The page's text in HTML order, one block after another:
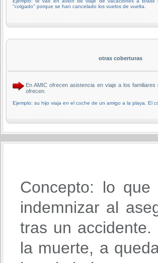
''colgado'' porque se han cancelado los vuelos de vuelta.
otras coberturas
En AMIC ofrecen asistencia en viaje a los
ofrecen.
Ejemplo: su hijo viaja en el coche de un amigo a la playa. El
Concepto: lo
indemnizar al
tras un
la muerte, a